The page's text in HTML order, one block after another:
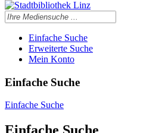
Einfache Suche
Erweiterte Suche
Mein Konto
Einfache Suche
Einfache Suche